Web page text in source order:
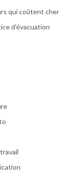
qui coûtent cher
d’évacuation